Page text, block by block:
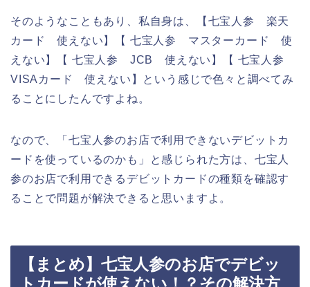
そのようなこともあり、私自身は、【七宝人参 楽天
カード 使えない】【 七宝人参 マスターカード 使
えない】【 七宝人参 JCB 使えない】【 七宝人参
VISAカード 使えない】という感じで色々と調べてみ
ることにしたんですよね。
なので、「七宝人参のお店で利用できないデビットカ
ードを使っているのかも」と感じられた方は、七宝人
参のお店で利用できるデビットカードの種類を確認す
ることで問題が解決できると思いますよ。
【まとめ】七宝人参のお店でデビッ